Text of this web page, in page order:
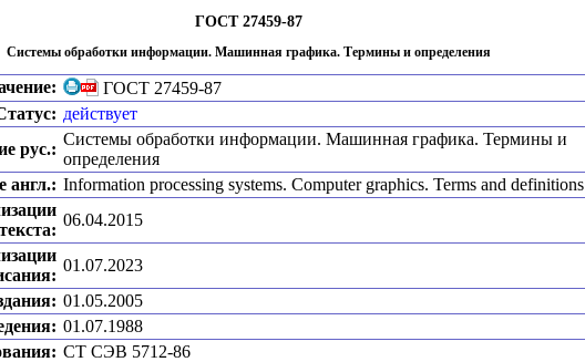
ГОСТ 27459-87
Системы обработки информации. Машинная графика. Термины и определения
ГОСТ 27459-87
действует
рус.:
Системы обработки информации. Машинная графика. Термины и
определения
англ.: Information processing systems. Computer graphics. Terms and definitions
текста:
06.04.2015
01.07.2023
01.05.2005
01.07.1988
CT CЭB 5712-86